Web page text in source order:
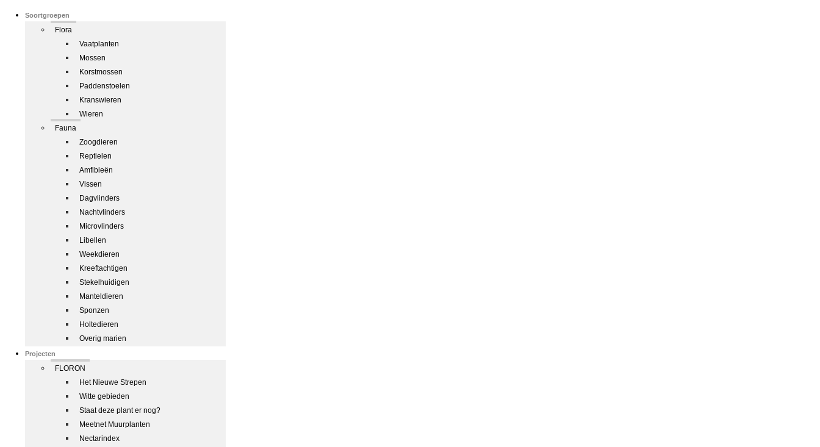
Soortgroepen
Flora
Vaatplanten
Mossen
Korstmossen
Paddenstoelen
Kranswieren
Wieren
Fauna
Zoogdieren
Reptielen
Amfibieën
Vissen
Dagvlinders
Nachtvlinders
Microvlinders
Libellen
Weekdieren
Kreeftachtigen
Stekelhuidigen
Manteldieren
Sponzen
Holtedieren
Overig marien
Projecten
FLORON
Het Nieuwe Strepen
Witte gebieden
Staat deze plant er nog?
Meetnet Muurplanten
Nectarindex